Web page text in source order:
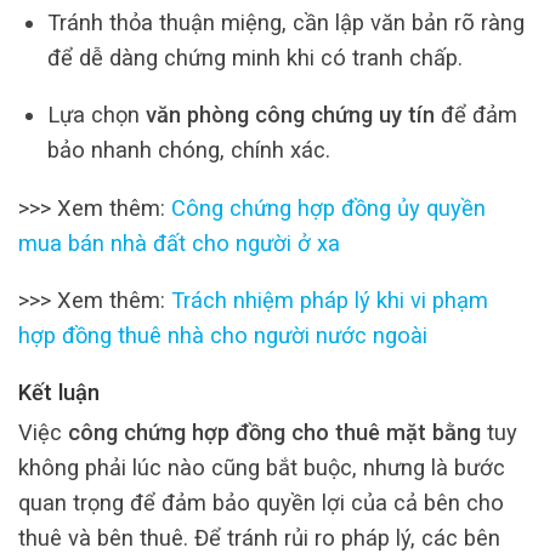
Tránh thỏa thuận miệng, cần lập văn bản rõ ràng
để dễ dàng chứng minh khi có tranh chấp.
Lựa chọn văn phòng công chứng uy tín để đảm
bảo nhanh chóng, chính xác.
>>> Xem thêm: Công chứng hợp đồng ủy quyền
mua bán nhà đất cho người ở xa
>>> Xem thêm: Trách nhiệm pháp lý khi vi phạm
hợp đồng thuê nhà cho người nước ngoài
Kết luận
Việc công chứng hợp đồng cho thuê mặt bằng tuy
không phải lúc nào cũng bắt buộc, nhưng là bước
quan trọng để đảm bảo quyền lợi của cả bên cho
thuê và bên thuê. Để tránh rủi ro pháp lý, các bên